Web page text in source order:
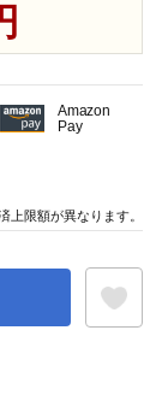
Amazon
Pay
上限額が異なります。